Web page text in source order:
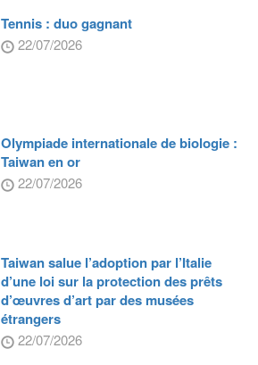
Tennis : duo gagnant
22/07/2026
Olympiade internationale de biologie :
Taiwan en or
22/07/2026
Taiwan salue l’adoption par l’Italie
d’une loi sur la protection des prêts
d’œuvres d’art par des musées
étrangers
22/07/2026